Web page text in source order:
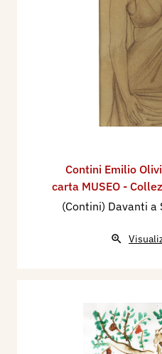
Contini Emilio
carta MUSEO -
(Contini) Davanti a